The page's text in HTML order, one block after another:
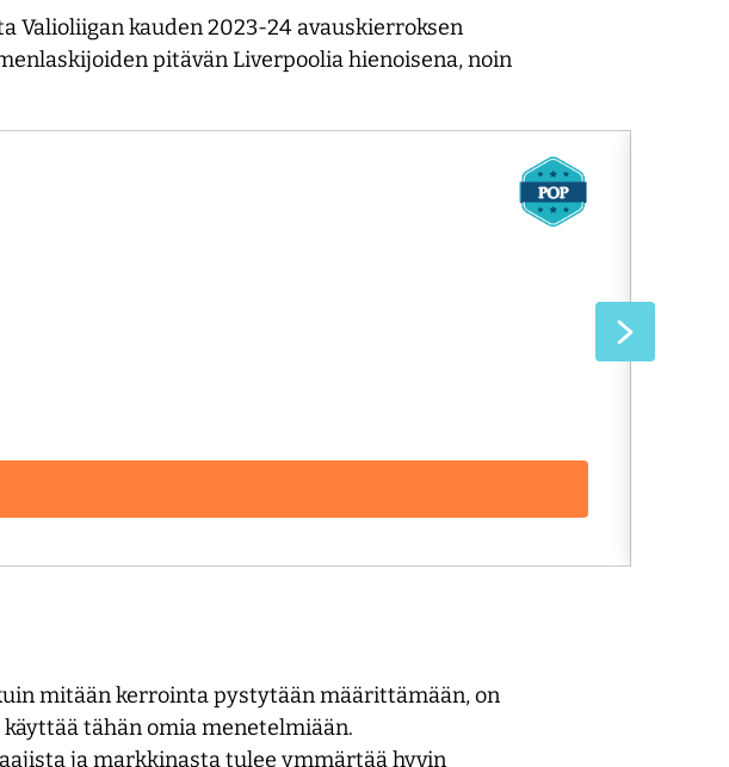
Valioliigan kauden 2023-24 avauskierroksen
pitävän Liverpoolia hienoisena, noin
mitään kerrointa pystytään määrittämään, on
tähän omia menetelmiään.
ja markkinasta tulee ymmärtää hyvin